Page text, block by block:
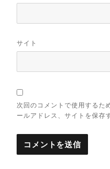
サイト
次回のコメントで使用するた
ールアドレス、サイトを保存